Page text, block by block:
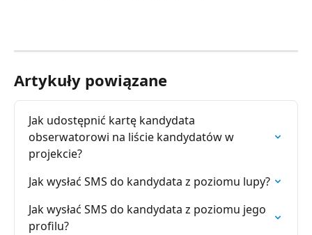
Artykuły powiązane
Jak udostępnić kartę kandydata
obserwatorowi na liście kandydatów w
projekcie?
Jak wysłać SMS do kandydata z poziomu lupy?
Jak wysłać SMS do kandydata z poziomu jego
profilu?